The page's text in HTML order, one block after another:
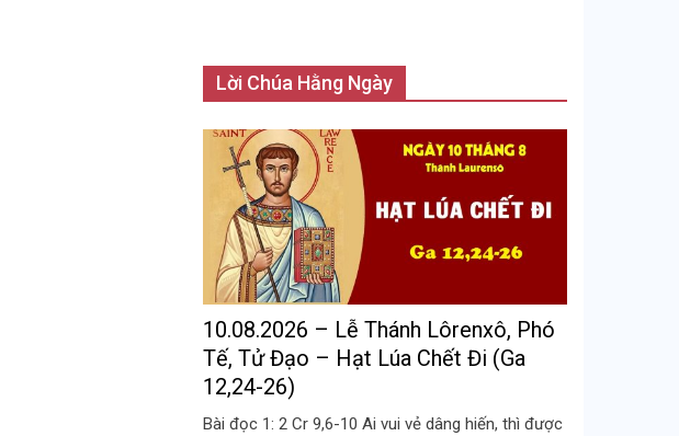
Lời Chúa Hằng Ngày
10.08.2026 – Lễ Thánh Lôrenxô, Phó
Tế, Tử Đạo – Hạt Lúa Chết Đi (Ga
12,24-26)
Bài đọc 1: 2 Cr 9,6-10 Ai vui vẻ dâng hiến, thì được